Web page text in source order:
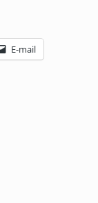
E-mail